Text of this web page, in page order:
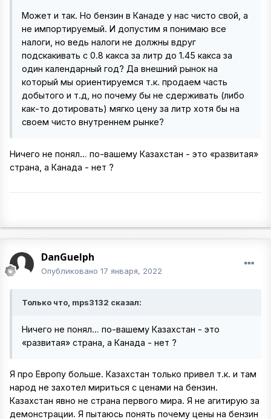
Может и так. Но бензин в Канаде у нас чисто свой, а
не импортируемый. И допустим я понимаю все
налоги, но ведь налоги не должны вдруг
подскакивать с 0.8 какса за литр до 1.45 какса за
один календарный год? Да внешний рынок на
который мы ориентируемся т.к. продаем часть
добытого и т.д, но почему бы не сдерживать (либо
как-то дотировать) мягко цену за литр хотя бы на
своем чисто внутреннем рынке?
Ничего не понял… по-вашему Казахстан - это «развитая»
страна, а Канада - нет ?
DanGuelph
Опубликовано 17 января, 2022
Только что, mps3132 сказал:
Ничего не понял… по-вашему Казахстан - это
«развитая» страна, а Канада - нет ?
Я про Европу больше. Казахстан только привел т.к. и там
народ не захотел мириться с ценами на бензин.
Казахстан явно не страна первого мира. Я не агитирую за
демонстрации. Я пытаюсь понять почему цены на бензин